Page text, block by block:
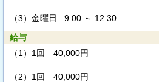
（3） 金曜日 9:00 ～ 12:30
給与
（1） 1回 40,000円
（2） 1回 40,000円